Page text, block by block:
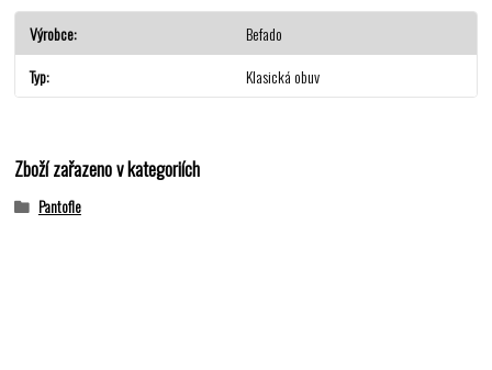
Výrobce
Befado
Typ
Klasická obuv
Zboží zařazeno v kategoriích
Pantofle